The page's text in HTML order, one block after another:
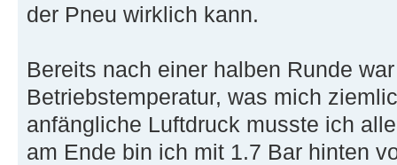
der Pneu wirklich kann.
Bereits nach einer halben Runde
Betriebstemperatur, was mich
anfängliche Luftdruck musste ich
am Ende bin ich mit 1.7 Bar hinten